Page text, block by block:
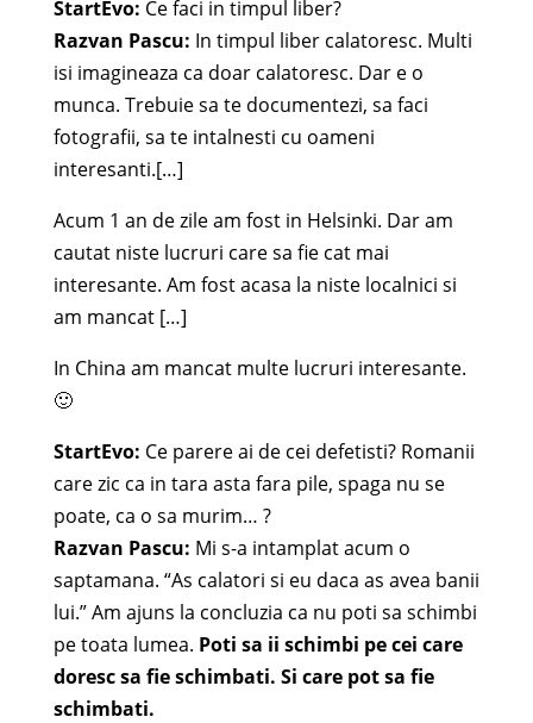
StartEvo: Ce faci in timpul liber?
Razvan Pascu: In timpul liber calatoresc. Multi
isi imagineaza ca doar calatoresc. Dar e o
munca. Trebuie sa te documentezi, sa faci
fotografii, sa te intalnesti cu oameni
interesanti.[…]
Acum 1 an de zile am fost in Helsinki. Dar am
cautat niste lucruri care sa fie cat mai
interesante. Am fost acasa la niste localnici si
am mancat […]
In China am mancat multe lucruri interesante.
🙂
StartEvo: Ce parere ai de cei defetisti? Romanii
care zic ca in tara asta fara pile, spaga nu se
poate, ca o sa murim… ?
Razvan Pascu: Mi s-a intamplat acum o
saptamana. “As calatori si eu daca as avea banii
lui.” Am ajuns la concluzia ca nu poti sa schimbi
pe toata lumea. Poti sa ii schimbi pe cei care
doresc sa fie schimbati. Si care pot sa fie
schimbati.